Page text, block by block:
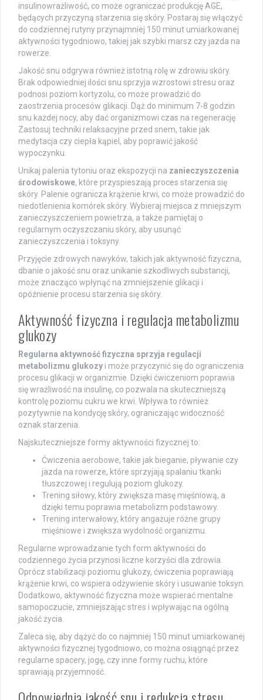
insulinowrażliwość, co może ograniczać produkcję AGE,
będących przyczyną starzenia się skóry. Postaraj się włączyć
do codziennej rutyny przynajmniej 150 minut umiarkowanej
aktywności tygodniowo, takiej jak szybki marsz czy jazda na
rowerze.
Jakość snu odgrywa również istotną rolę w zdrowiu skóry.
Brak odpowiedniej ilości snu sprzyja wzrostowi stresu oraz
podnosi poziom kortyzolu, co może prowadzić do
zaostrzenia procesów glikacji. Dąż do minimum 7-8 godzin
snu każdej nocy, aby dać organizmowi czas na regenerację.
Zastosuj techniki relaksacyjne przed snem, takie jak
medytacja czy ciepła kąpiel, aby poprawić jakość
wypoczynku.
Unikaj palenia tytoniu oraz ekspozycji na zanieczyszczenia
środowiskowe, które przyspieszają proces starzenia się
skóry. Palenie ogranicza krążenie krwi, co może prowadzić do
niedotlenienia komórek skóry. Wybieraj miejsca z mniejszym
zanieczyszczeniem powietrza, a także pamiętaj o
regularnym oczyszczaniu skóry, aby usunąć
zanieczyszczenia i toksyny.
Przyjęcie zdrowych nawyków, takich jak aktywność fizyczna,
dbanie o jakość snu oraz unikanie szkodliwych substancji,
może znacząco wpłynąć na zmniejszenie glikacji i
opóźnienie procesu starzenia się skóry.
Aktywność fizyczna i regulacja metabolizmu
glukozy
Regularna aktywność fizyczna sprzyja regulacji
metabolizmu glukozy i może przyczynić się do ograniczenia
procesu glikacji w organizmie. Dzięki ćwiczeniom poprawia
się wrażliwość na insulinę, co pozwala na skuteczniejszą
kontrolę poziomu cukru we krwi. Wpływa to również
pozytywnie na kondycję skóry, ograniczając widoczność
oznak starzenia.
Najskuteczniejsze formy aktywności fizycznej to:
Ćwiczenia aerobowe, takie jak bieganie, pływanie czy
jazda na rowerze, które sprzyjają spalaniu tkanki
tłuszczowej i regulują poziom glukozy.
Trening siłowy, który zwiększa masę mięśniową, a
dzięki temu poprawia metabolizm podstawowy.
Trening interwałowy, który angażuje różne grupy
mięśniowe i zwiększa wydolność organizmu.
Regularne wprowadzanie tych form aktywności do
codziennego życia przynosi liczne korzyści dla zdrowia.
Oprócz stabilizacji poziomu glukozy, ćwiczenia poprawiają
krążenie krwi, co wspiera odżywienie skóry i usuwanie toksyn.
Dodatkowo, aktywność fizyczna może wspierać mentalne
samopoczucie, zmniejszając stres i wpływając na ogólną
jakość życia.
Zaleca się, aby dążyć do co najmniej 150 minut umiarkowanej
aktywności fizycznej tygodniowo, co można osiągnąć przez
regularne spacery, jogę, czy inne formy ruchu, które
sprawiają przyjemność.